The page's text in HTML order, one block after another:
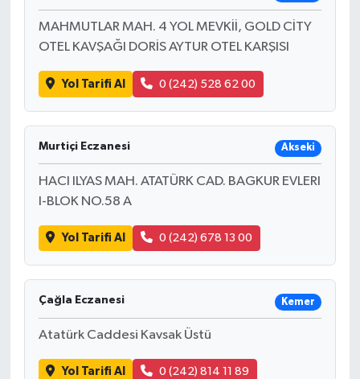
MAHMUTLAR MAH. 4 YOL MEVKİİ, GOLD CİTY
OTEL KAVŞAĞI DORİS AYTUR OTEL KARŞISI
Yol Tarifi Al 0 (242) 528 62 00
Murtiçi Eczanesi Akseki
HACI ILYAS MAH. ATATÜRK CAD. BAGKUR EVLERI
I-BLOK NO.58 A
Yol Tarifi Al 0 (242) 678 13 00
Çağla Eczanesi Kemer
Atatürk Caddesi Kavsak Üstü
Yol Tarifi Al 0 (242) 814 11 89